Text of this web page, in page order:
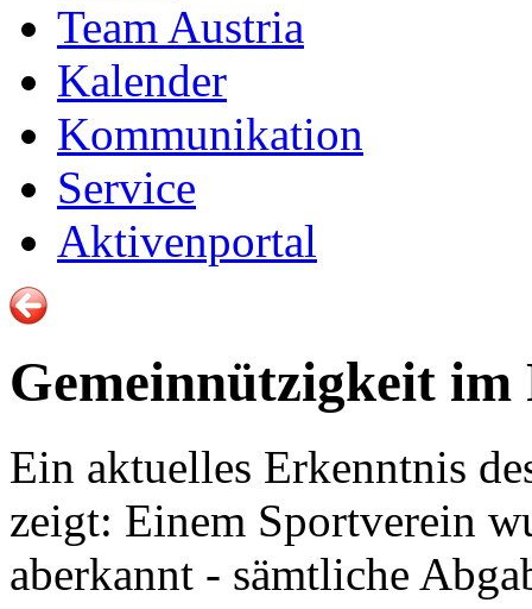
Team Austria
Kalender
Kommunikation
Service
Aktivenportal
Gemeinnützigkeit im
Ein aktuelles Erkenntnis
zeigt: Einem Sportverein
aberkannt - sämtliche